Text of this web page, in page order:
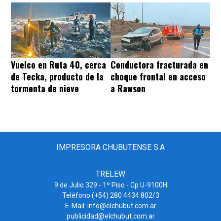
Vuelco en Ruta 40, cerca
de Tecka, producto de la
tormenta de nieve
Conductora fracturada en
choque frontal en acceso
a Rawson
IMPRESORA CHUBUTENSE S.A
TRELEW
9 de Julio 329 - 1º Piso - Cp U-9100H
Teléfono (+54) 280 4434 802/3
E-Mail: info@elchubut.com.ar
publicidad@elchubut.com.ar